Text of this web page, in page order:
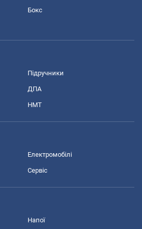
Бокс
Підручники
ДПА
НМТ
Електромобілі
Сервіс
Напої